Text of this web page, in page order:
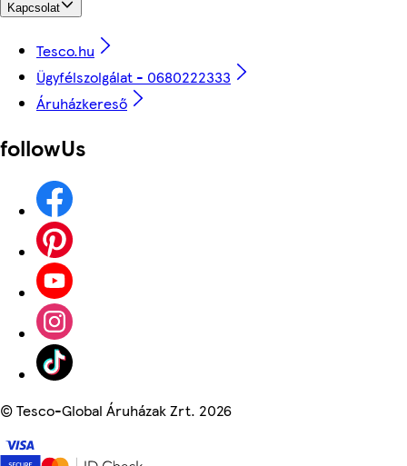
Kapcsolat
Tesco.hu
Ügyfélszolgálat - 0680222333
Áruházkereső
followUs
©Tesco-Global Áruházak Zrt. 2026